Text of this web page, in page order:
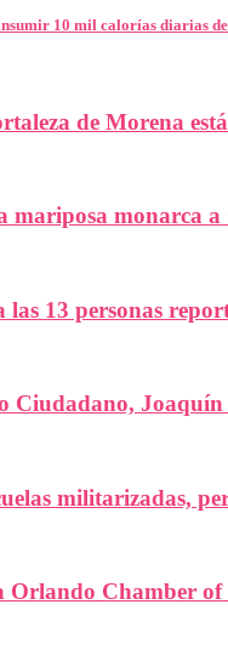
10 mil calorías diarias
de Morena
mariposa monarca
13 personas
Ciudadano, Joaquín
militarizadas,
Orlando Chamber of